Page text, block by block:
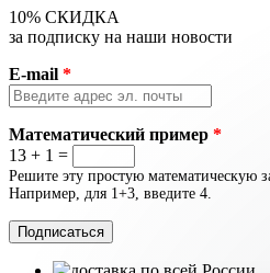
10% СКИДКА
за подписку на наши новости
E-mail *
Математический пример *
13 + 1 =
Решите эту простую математическую
Например, для 1+3, введите 4.